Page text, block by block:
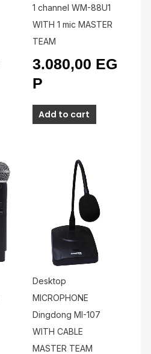
1 channel WM-88U1
WITH 1 mic MASTER
TEAM
3.080,00 EG
P
Add to cart
Desktop
MICROPHONE
Dingdong MI-107
WITH CABLE
MASTER TEAM